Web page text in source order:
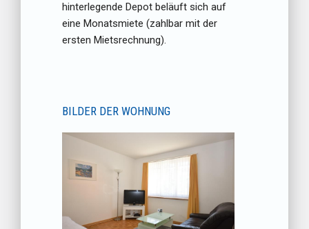
hinterlegende Depot beläuft sich auf
eine Monatsmiete (zahlbar mit der
ersten Mietsrechnung).
BILDER DER WOHNUNG